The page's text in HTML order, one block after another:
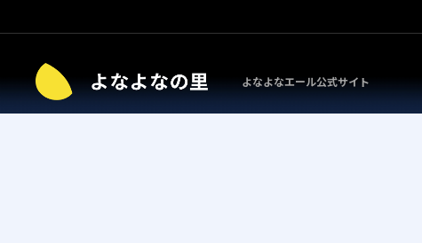
よなよなエール公式サイト